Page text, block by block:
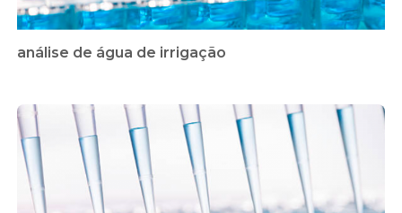
análise de água de irrigação